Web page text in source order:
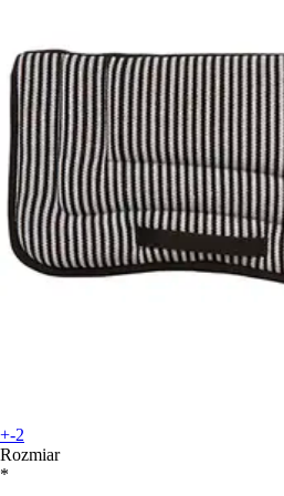
+-2
Rozmiar
*